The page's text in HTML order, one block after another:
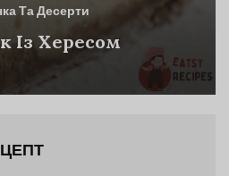
Та Десерти
Із Хересом